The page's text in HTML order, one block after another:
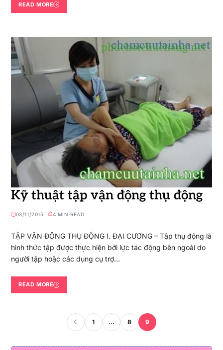
READ MORE
Kỹ thuật tập vận động thụ động
03/11/2015 4 MIN READ
TẬP VẬN ĐỘNG THỤ ĐỘNG I. ĐẠI CƯƠNG – Tập thụ động là
hình thức tập được thực hiện bởi lực tác động bên ngoài do
người tập hoặc các dụng cụ trợ…
READ MORE
1 … 8 9